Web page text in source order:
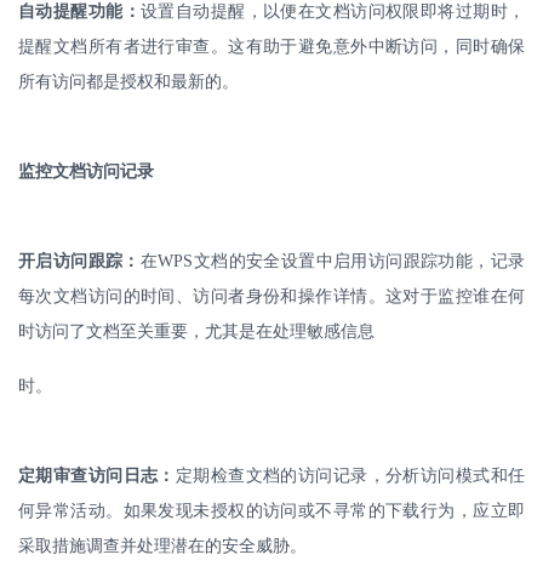
自动提醒功能： 设置自动提醒，以便在文档访问权限即将过期时，
提醒文档所有者进行审查。这有助于避免意外中断访问，同时确保
所有访问都是授权和最新的。
监控文档访问记录
开启访问跟踪： 在WPS文档的安全设置中启用访问跟踪功能，记录
每次文档访问的时间、访问者身份和操作详情。这对于监控谁在何
时访问了文档至关重要，尤其是在处理敏感信息
时。
定期审查访问日志： 定期检查文档的访问记录，分析访问模式和任
何异常活动。如果发现未授权的访问或不寻常的下载行为，应立即
采取措施调查并处理潜在的安全威胁。